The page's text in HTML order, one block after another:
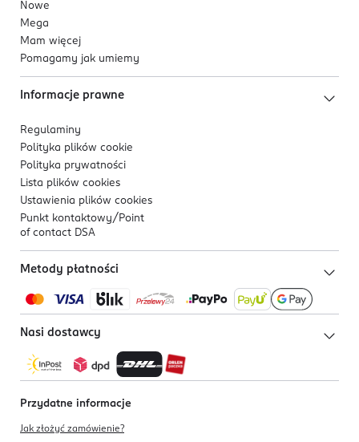
Nowe
Mega
Mam więcej
Pomagamy jak umiemy
Informacje prawne
Regulaminy
Polityka plików cookie
Polityka prywatności
Lista plików cookies
Ustawienia plików cookies
Punkt kontaktowy/ Point
of contact DSA
Metody płatności
Nasi dostawcy
Przydatne informacje
Jak złożyć zamówienie?